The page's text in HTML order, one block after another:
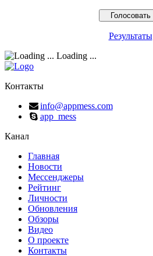
Результаты
Loading ...
Контакты
info@appmess.com
app_mess
Канал
Главная
Новости
Мессенджеры
Рейтинг
Личности
Обновления
Обзоры
Видео
О проекте
Контакты